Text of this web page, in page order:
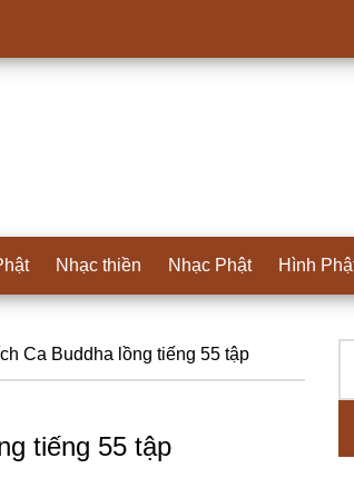
Nhạc thiền Nhạc Phật Hình
Ca Buddha lồng tiếng 55 tập
tiếng 55 tập